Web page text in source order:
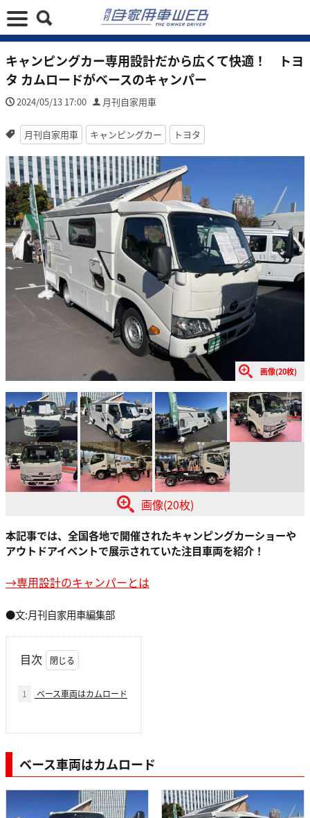
キャンピングカー専用設計だから広くて快適！ トヨ
タ カムロードがベースのキャンパー
2024/05/13 17:00 月刊自家用車
月刊自家用車 キャンピングカー トヨタ
画像(20枚)
画像(20枚)
本記事では、全国各地で開催されたキャンピングカーショーや
アウトドアイベントで展示されていた注目車両を紹介！
→専用設計のキャンパーとは
●文:月刊自家用車編集部
目次
1 ベース車両はカムロード
ベース車両はカムロード